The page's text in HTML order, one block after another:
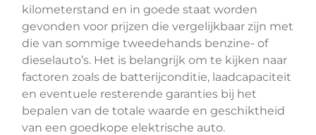
kilometerstand en in goede staat worden
gevonden voor prijzen die vergelijkbaar zijn met
die van sommige tweedehands benzine- of
dieselauto’s. Het is belangrijk om te kijken naar
factoren zoals de batterijconditie, laadcapaciteit
en eventuele resterende garanties bij het
bepalen van de totale waarde en geschiktheid
van een goedkope elektrische auto.